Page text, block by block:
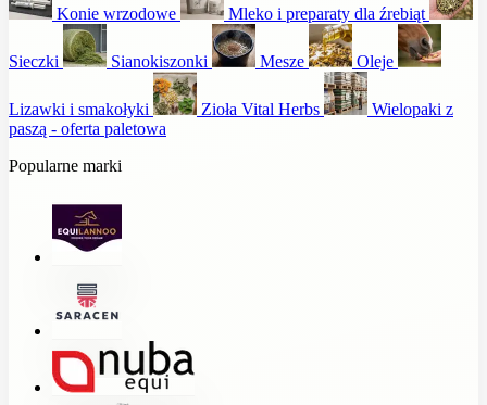
Konie wrzodowe Mleko i preparaty dla źrebiąt
Sieczki Sianokiszonki Mesze Oleje
Lizawki i smakołyki Zioła Vital Herbs
Wielopaki z
paszą - oferta paletowa
Popularne marki